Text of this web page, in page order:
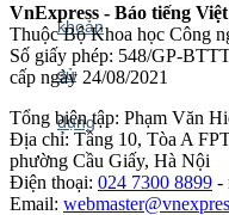
VnExpress - Báo tiếng
Thuộc Bộ Khoa học Công
Số giấy phép: 548/GP-
cấp ngày 24/08/2021
Tổng biên tập: Phạm Văn
Địa chỉ: Tầng 10, Tòa A
phường Cầu Giấy, Hà Nội
Điện thoại: 024 7300 8899 -
Email: